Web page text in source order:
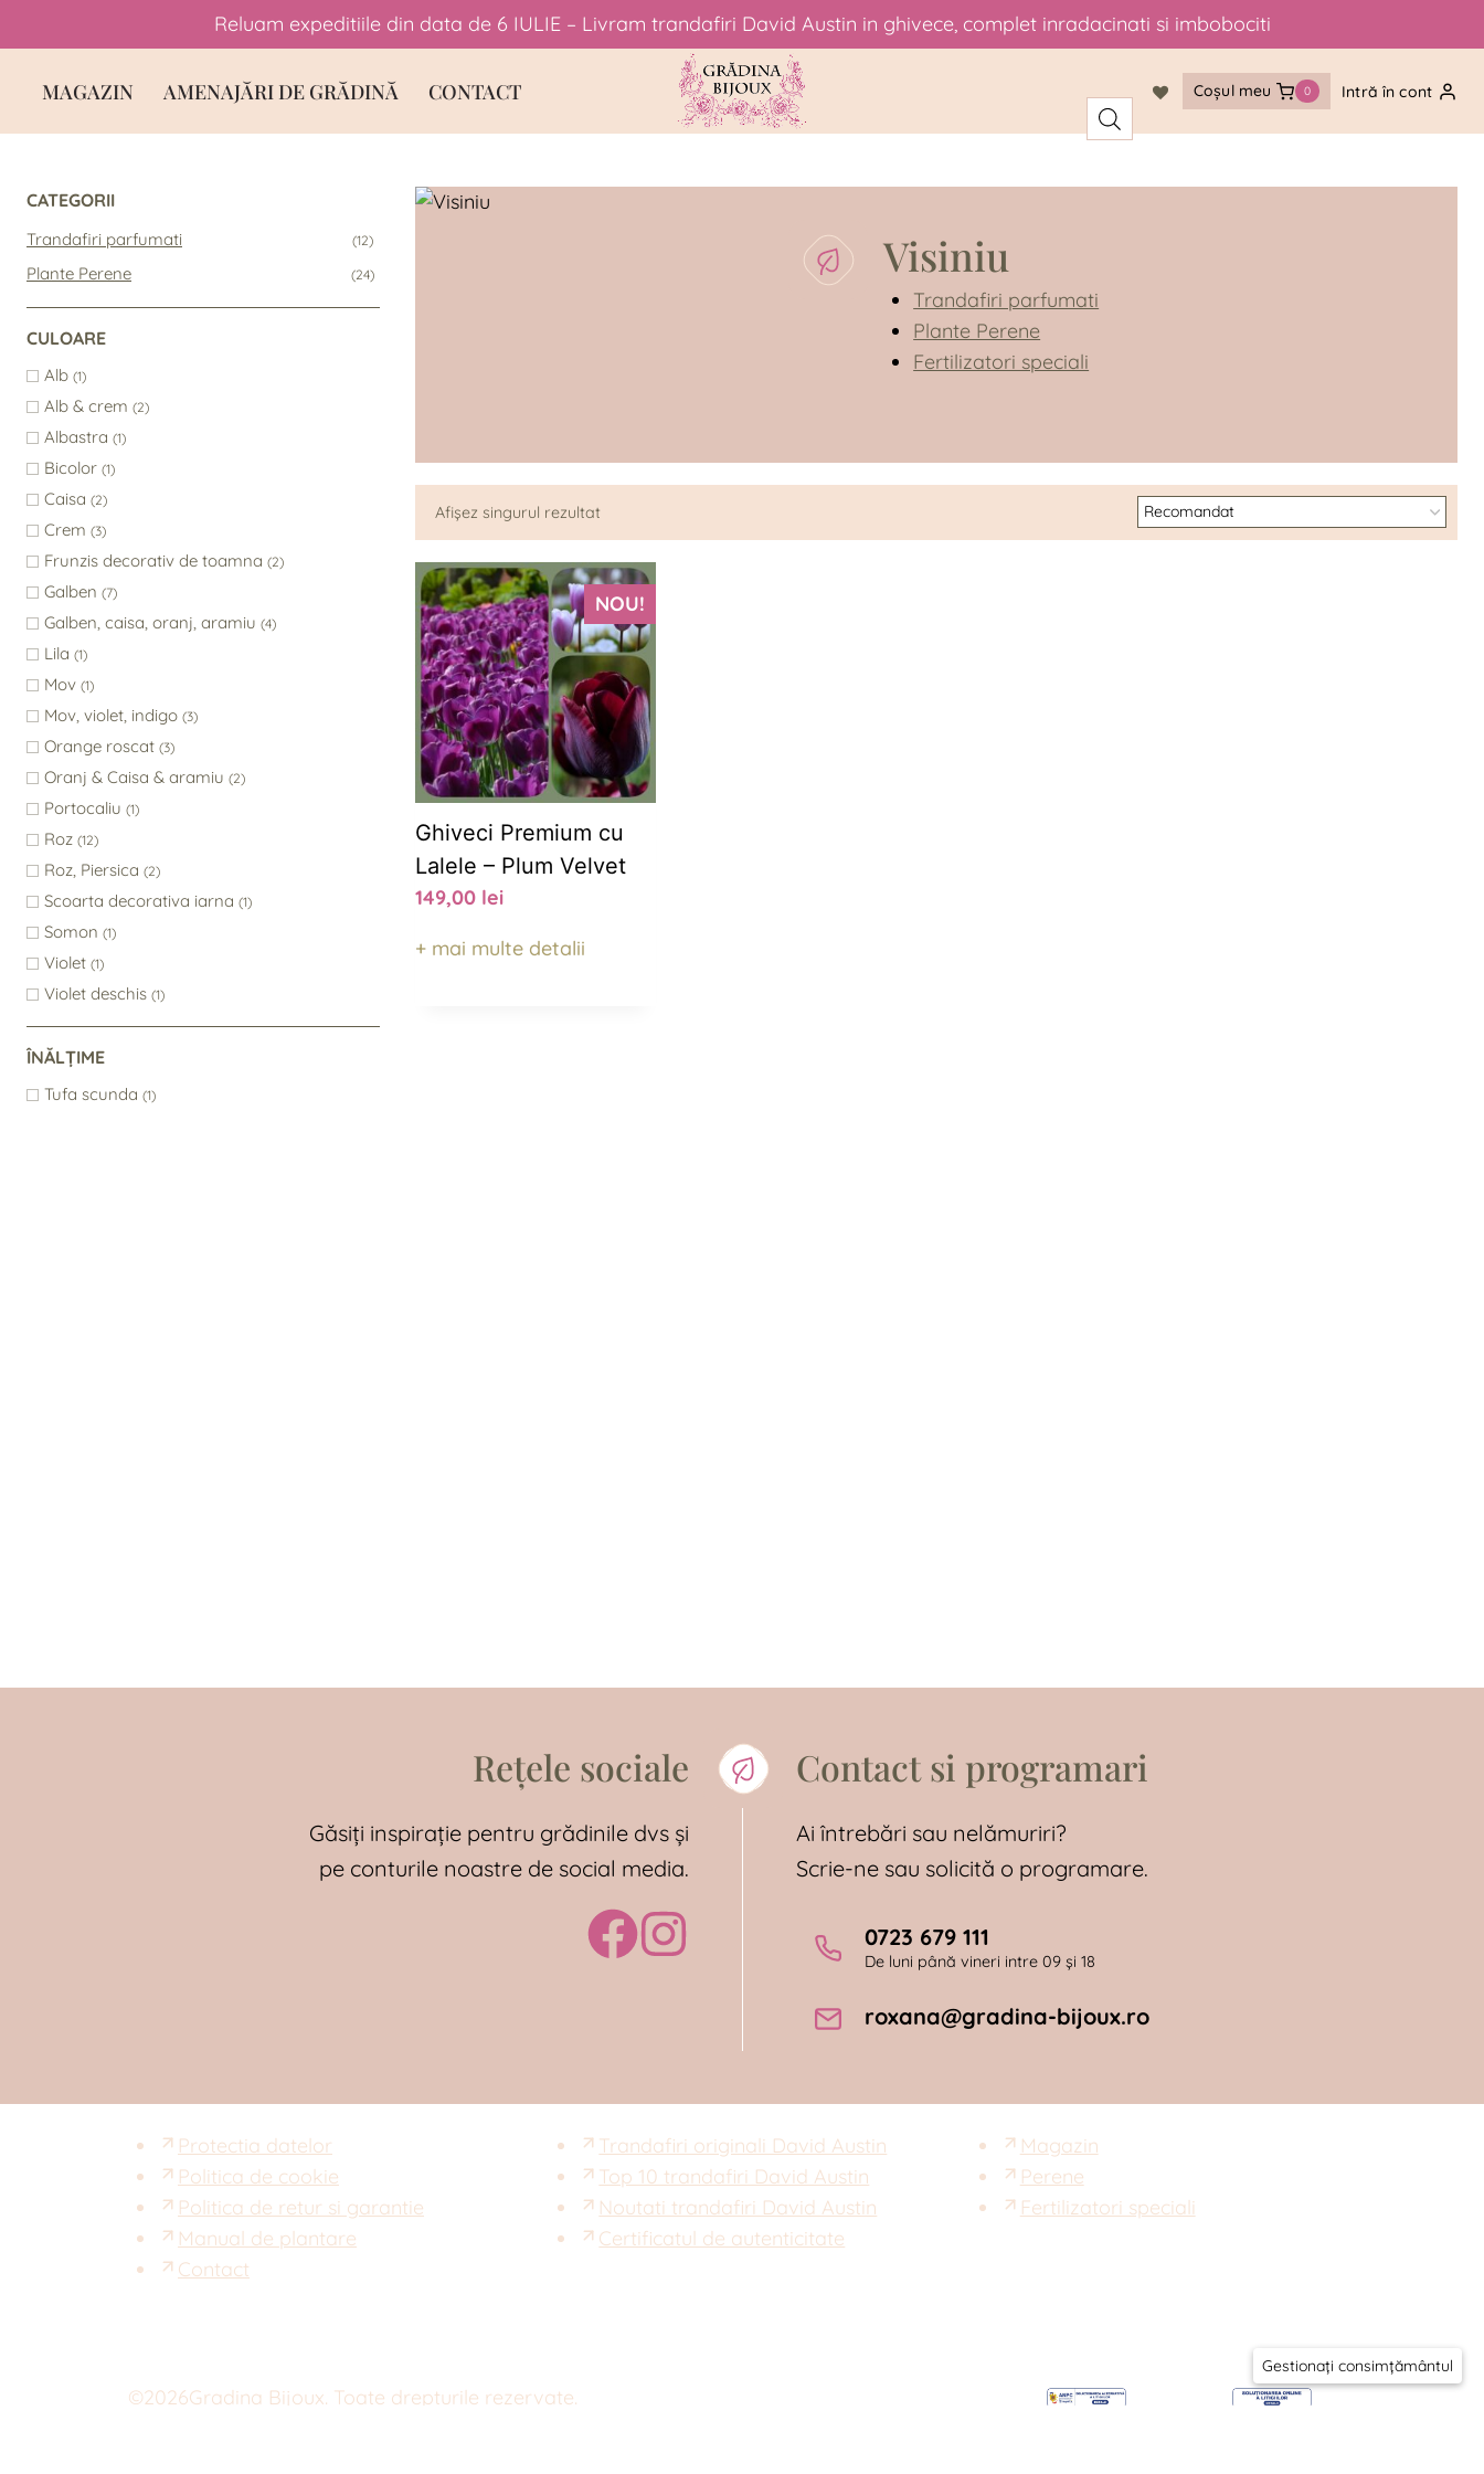
Reluam expeditiile din data de 6 IULIE – Livram trandafiri David Austin in ghivece, complet inradacinati si imbobociti
MAGAZIN AMENAJĂRI DE GRĂDINĂ CONTACT Coșul meu 0 Intră în cont
Visiniu
Trandafiri parfumati
Plante Perene
Fertilizatori speciali
Afișez singurul rezultat
NOU!
Ghiveci Premium cu
Lalele – Plum Velvet
149,00 lei
+ mai multe detalii
CATEGORII
Trandafiri parfumati (12)
Plante Perene (24)
CULOARE
Alb (1)
Alb & crem (2)
Albastra (1)
Bicolor (1)
Caisa (2)
Crem (3)
Frunzis decorativ de toamna (2)
Galben (7)
Galben, caisa, oranj, aramiu (4)
Lila (1)
Mov (1)
Mov, violet, indigo (3)
Orange roscat (3)
Oranj & Caisa & aramiu (2)
Portocaliu (1)
Roz (12)
Roz, Piersica (2)
Scoarta decorativa iarna (1)
Somon (1)
Violet (1)
Violet deschis (1)
ÎNĂLȚIME
Tufa scunda (1)
Rețele sociale
Găsiți inspirație pentru grădinile dvs și
pe conturile noastre de social media.
Contact si programari
Ai întrebări sau nelămuriri?
Scrie-ne sau solicită o programare.
0723 679 111
De luni până vineri intre 09 și 18
roxana@gradina-bijoux.ro
Protectia datelor
Politica de cookie
Politica de retur si garantie
Manual de plantare
Contact
Trandafiri originali David Austin
Top 10 trandafiri David Austin
Noutati trandafiri David Austin
Certificatul de autenticitate
Magazin
Perene
Fertilizatori speciali
©2026Gradina Bijoux. Toate drepturile rezervate.
Gestionați consimțământul